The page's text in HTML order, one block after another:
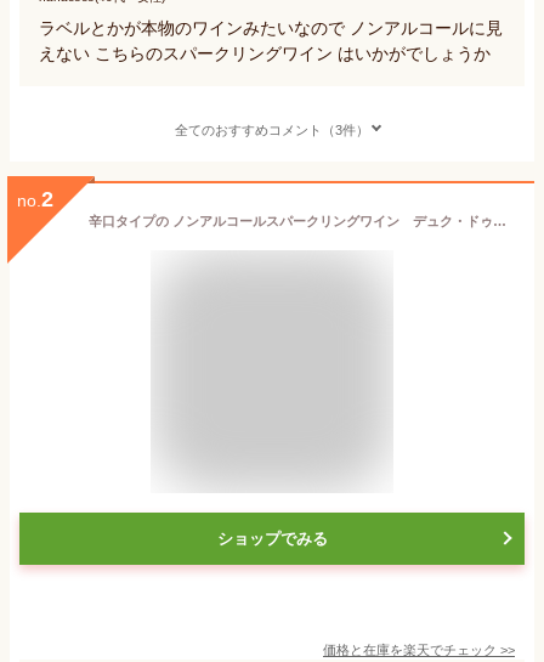
ラベルとかが本物のワインみたいなので ノンアルコールに見
えない こちらのスパークリングワイン はいかがでしょうか
全てのおすすめコメント（3件）
no. 2
辛口タイプの ノンアルコールスパークリングワイン デュク・ドゥ・モンターニュBRUT 3本セット【送料無料｜沖縄・離島除く 】
ショップでみる
価格と在庫を楽天でチェック >>